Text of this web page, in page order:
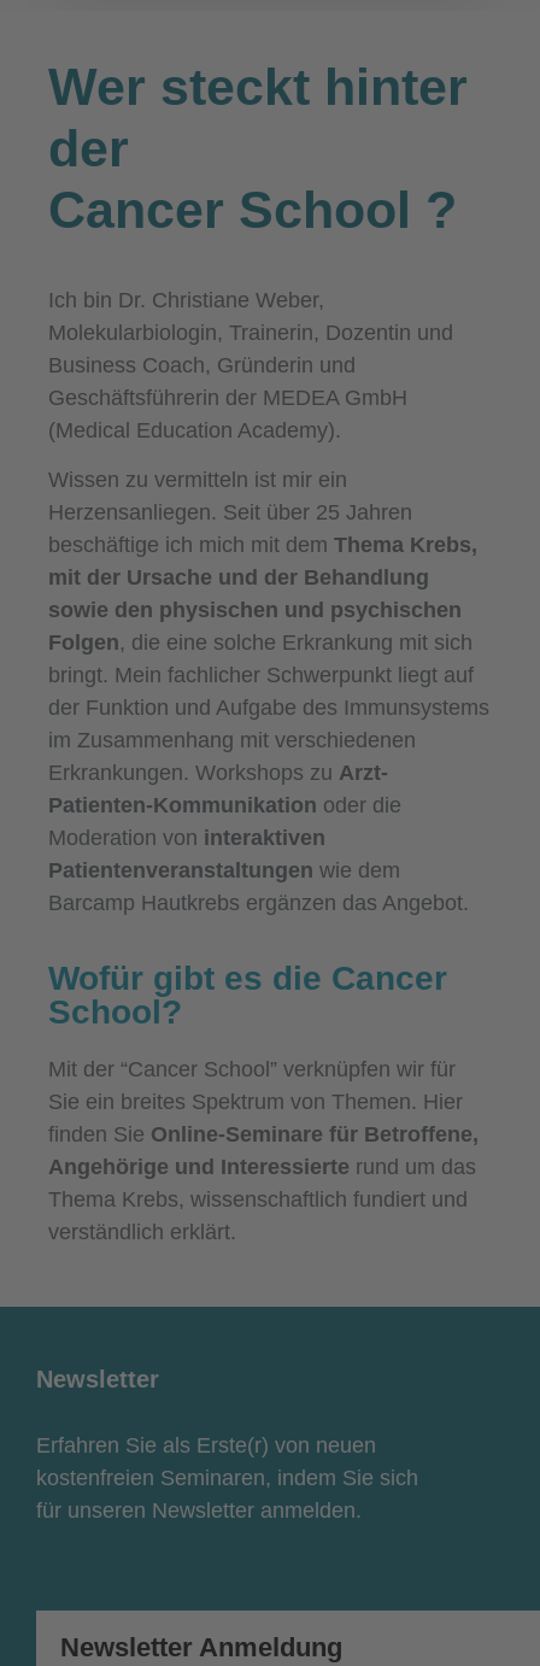
Wer steckt hinter
der
Cancer School ?
Ich bin Dr. Christiane Weber,
Molekularbiologin, Trainerin, Dozentin und
Business Coach, Gründerin und
Geschäftsführerin der MEDEA GmbH
(Medical Education Academy).
Wissen zu vermitteln ist mir ein
Herzensanliegen. Seit über 25 Jahren
beschäftige ich mich mit dem Thema Krebs,
mit der Ursache und der Behandlung
sowie den physischen und psychischen
Folgen, die eine solche Erkrankung mit sich
bringt. Mein fachlicher Schwerpunkt liegt auf
der Funktion und Aufgabe des Immunsystems
im Zusammenhang mit verschiedenen
Erkrankungen. Workshops zu Arzt-
Patienten-Kommunikation oder die
Moderation von interaktiven
Patientenveranstaltungen wie dem
Barcamp Hautkrebs ergänzen das Angebot.
Wofür gibt es die Cancer
School?
Mit der “Cancer School” verknüpfen wir für
Sie ein breites Spektrum von Themen. Hier
finden Sie Online-Seminare für Betroffene,
Angehörige und Interessierte rund um das
Thema Krebs, wissenschaftlich fundiert und
verständlich erklärt.
Newsletter
Erfahren Sie als Erste(r) von neuen
kostenfreien Seminaren, indem Sie sich
für unseren Newsletter anmelden.
Newsletter Anmeldung